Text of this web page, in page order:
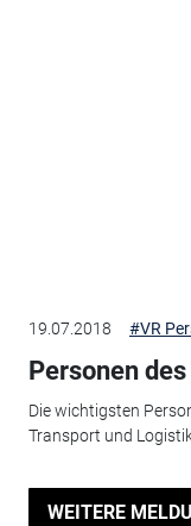
19.07.2018 #VR
Personen
Die wichtigsten
Transport und
WEITERE